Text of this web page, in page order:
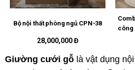
Bộ nội thất phòng ngủ CPN-38
28,000,000 Đ
công
Giường cưới gỗ là vật dụng